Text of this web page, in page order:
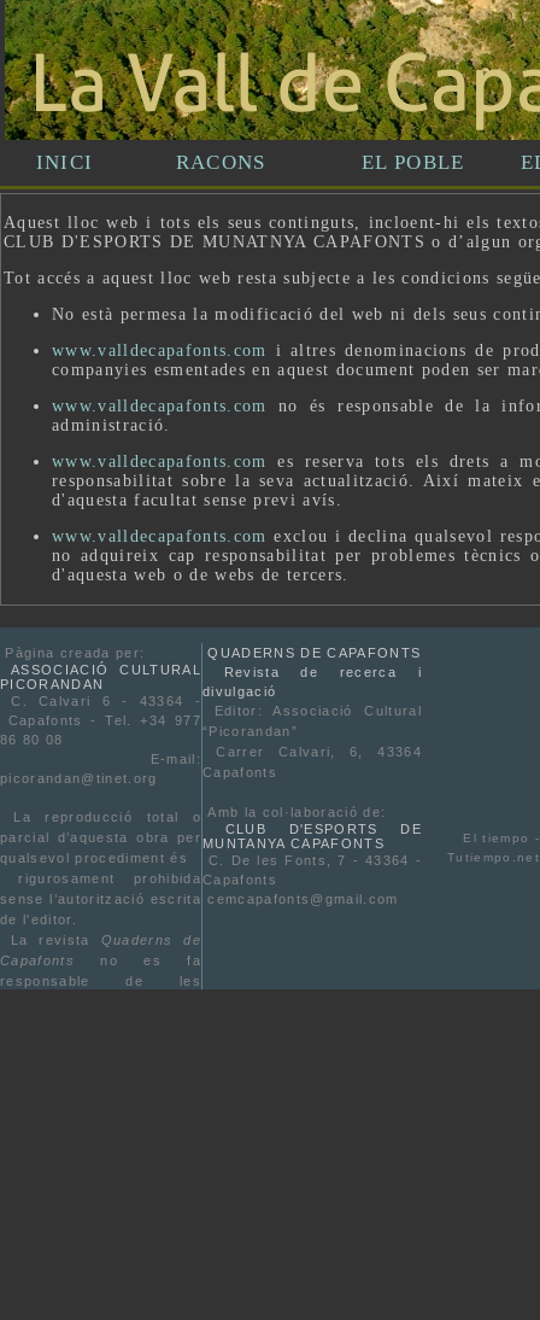
Aquest lloc web i tots els seus continguts, incloent-hi els
CLUB D'ESPORTS DE MUNATNYA CAPAFONTS o d’algun
Tot accés a aquest lloc web resta subjecte a les condicions
No està permesa la modificació del web ni dels seus
www.valldecapafonts.com i altres denominacions de
companyies esmentades en aquest document poden ser
www.valldecapafonts.com
no és responsable de la
administració.
www.valldecapafonts.com
es reserva tots els drets a
responsabilitat sobre la seva actualització. Així
d'aquesta facultat sense previ avís.
www.valldecapafonts.com exclou i declina qualsevol
no adquireix cap responsabilitat per problemes
d'aquesta web o de webs de tercers.